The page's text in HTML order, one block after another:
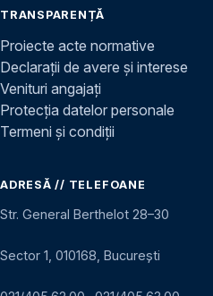
TRANSPARENȚĂ
Proiecte acte normative
Declarații de avere și interese
Venituri angajați
Protecția datelor personale
Termeni și condiții
ADRESĂ // TELEFOANE
Str. General Berthelot 28–30
Sector 1, 010168, București